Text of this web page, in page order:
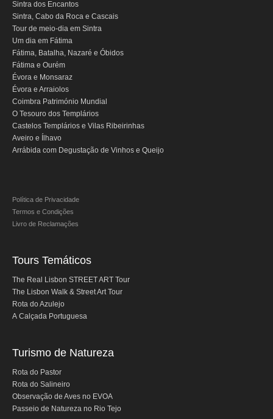
Reserve
Blog
Informações úteis
Contactos
Sintra dos Encantos
Sintra, Cabo da Roca e Cascais
Tour de meio-dia em Sintra
Um dia em Fátima
Fátima, Batalha, Nazaré e Óbidos
Fátima e Ourém
Évora e Monsaraz
Évora e Arraiolos
Coimbra Património Mundial
O Tesouro dos Templários
Castelos Templários e Vilas Ribeirinhas
Aveiro e Ílhavo
Arrábida com Degustação de Vinhos e Queijo
Política de Privacidade
Termos e Condições
Livro de Reclamações
Tours Temáticos
The Real Lisbon STREET ART Tour
The Lisbon Walk & Street Art Tour
Rota do Azulejo
A Calçada Portuguesa
Turismo de Natureza
Rota do Pastor
Rota do Salineiro
Observação de Aves no EVOA
Passeio de Natureza no Rio Tejo